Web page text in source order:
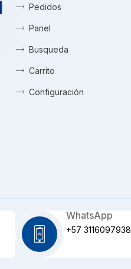
Pedidos
Panel
Busqueda
Carrito
Configuración
WhatsApp
+57 3116097938